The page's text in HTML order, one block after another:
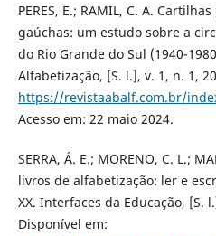
PERES, E.; RAMIL, C. A.
gaúchas: um estudo sobre a
do Rio Grande do Sul (1940-
Alfabetização, [S. l.], v. 1, n. 1,
https://revistaabalf.com.br/
Acesso em: 22 maio 2024.
SERRA, Á. E.; MORENO, C. L.;
livros de alfabetização: ler e
XX. Interfaces da Educação, [S.
Disponível em: